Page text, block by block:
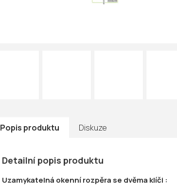
Popis produktu Diskuze
Detailní popis produktu
Uzamykatelná okenní rozpěra se dvěma klíči :